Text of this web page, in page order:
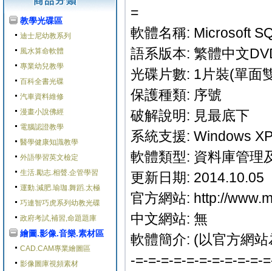
教學光碟區
迪士尼幼教系列
風水算命軟體
專業幼兒教學
百科全書光碟
汽車資料維修
漫畫小說佛經
電腦認證教學
醫學健康知識教學
外語學習英文檢定
生活.勵志.相聲.企管學習
運動.減肥.瑜珈.舞蹈.太極
巧連智巧虎系列幼教光碟
政府考試,補習,命題題庫
繪圖.影像.音樂.素材區
CAD.CAM專業繪圖區
影像圖庫視頻素材
=
軟體名稱: Microsoft
語系版本: 繁體中文
光碟片數: 1片裝(單面
保護種類: 序號
破解說明: 見最底下
系統支援: Windows
軟體類型: 資料庫管理
更新日期: 2014.10.05
官方網站: http://
中文網站: 無
軟體簡介: (以官方網站
-=-=-=-=-=-=-=-=-=-=-